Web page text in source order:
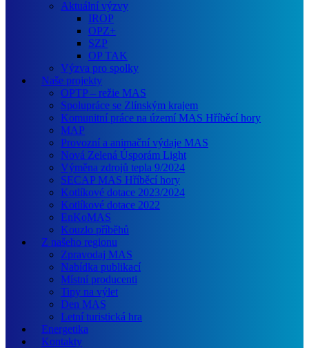
Aktuální výzvy
IROP
OPZ+
SZP
OP TAK
Výzva pro spolky
Naše projekty
OPTP – režie MAS
Spolupráce se Zlínským krajem
Komunitní práce na území MAS Hříběcí hory
MAP
Provozní a animační výdaje MAS
Nová Zelená Úsporám Light
Výměna zdrojů tepla 9/2024
SECAP MAS Hříběcí hory
Kotlíkové dotace 2023/2024
Kotlíkové dotace 2022
EnKoMAS
Kouzlo příběhů
Z našeho regionu
Zpravodaj MAS
Nabídka publikací
Místní producenti
Tipy na výlet
Den MAS
Letní turistická hra
Energetika
Kontakty